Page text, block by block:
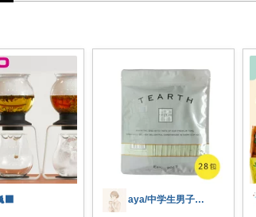
aya/中学生男子ママ